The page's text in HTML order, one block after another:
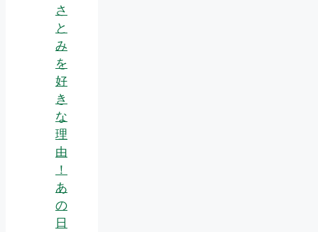
さ
と
み
を
好
き
な
理
由
！
あ
の
日